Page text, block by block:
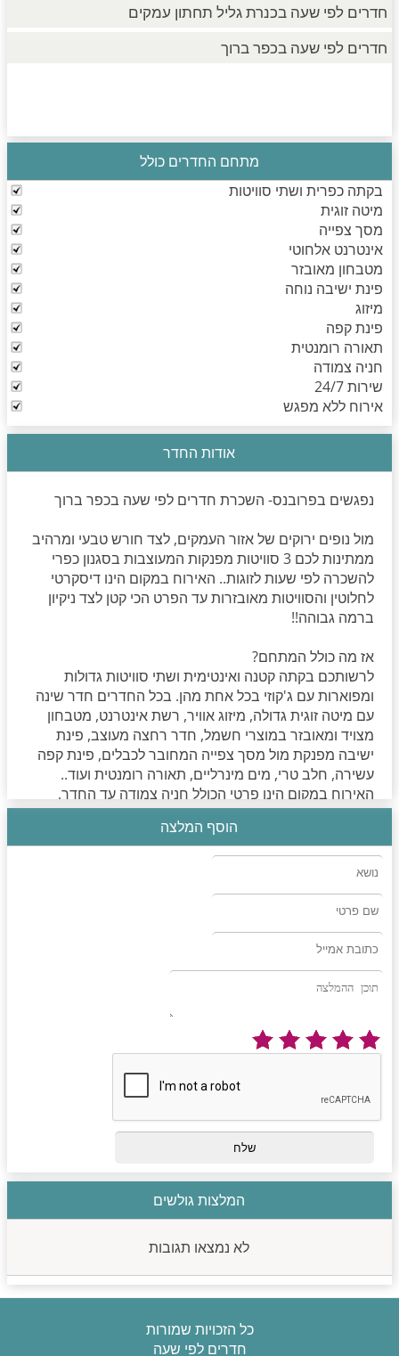
חדרים לפי שעה בכנרת גליל תחתון עמקים
חדרים לפי שעה בכפר ברוך
מתחם החדרים כולל
בקתה כפרית ושתי סוויטות
מיטה זוגית
מסך צפייה
אינטרנט אלחוטי
מטבחון מאובזר
פינת ישיבה נוחה
מיזוג
פינת קפה
תאורה רומנטית
חניה צמודה
שירות 24/7
אירוח ללא מפגש
אודות החדר
נפגשים בפרובנס- השכרת חדרים לפי שעה בכפר ברוך
מול נופים ירוקים של אזור העמקים, לצד חורש טבעי ומרהיב
ממתינות לכם 3 סוויטות מפנקות המעוצבות בסגנון כפרי
להשכרה לפי שעות לזוגות.. האירוח במקום הינו דיסקרטי
לחלוטין והסוויטות מאובזרות עד הפרט הכי קטן לצד ניקיון
ברמה גבוהה!!
אז מה כולל המתחם?
לרשותכם בקתה קטנה ואינטימית ושתי סוויטות גדולות
ומפוארות עם ג'קוזי בכל אחת מהן. בכל החדרים חדר שינה
עם מיטה זוגית גדולה, מיזוג אוויר, רשת אינטרנט, מטבחון
מצויד ומאובזר במוצרי חשמל, חדר רחצה מעוצב, פינת
ישיבה מפנקת מול מסך צפייה המחובר לכבלים, פינת קפה
עשירה, חלב טרי, מים מינרליים, תאורה רומנטית ועוד..
האירוח במקום הינו פרטי הכולל חניה צמודה עד החדר,
שירות 24/7, אפשרות לתשלום אנונימי על ידי תיבת שירות
החל מ-200 ש'ח
אפשרות להזמין בקבוק יין איכותי ושוקולדים משובחים ביותר-
100 ש'ח
הוסף המלצה
המלצות גולשים
לא נמצאו תגובות
כל הזכויות שמורות
חדרים לפי שעה